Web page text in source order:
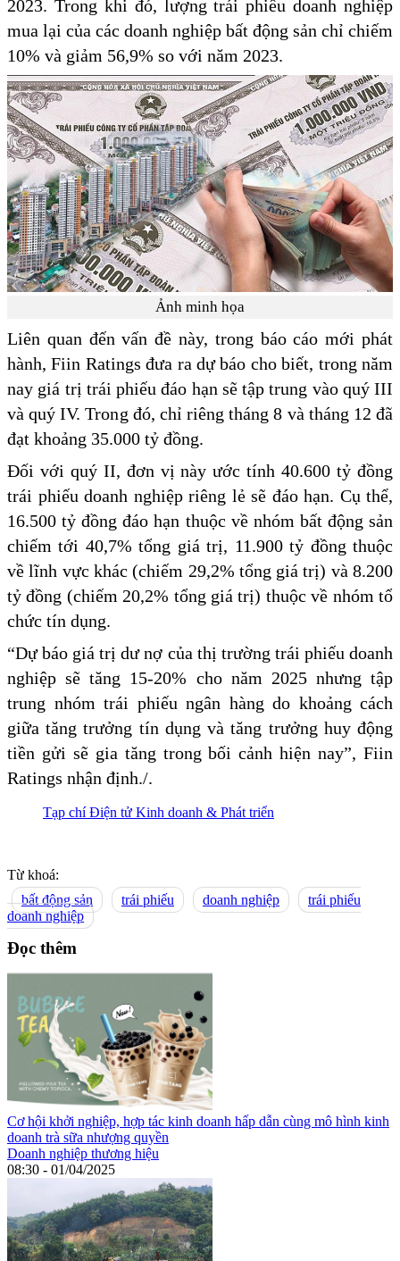
2023. Trong khi đó, lượng trái phiếu doanh nghiệp
mua lại của các doanh nghiệp bất động sản chỉ chiếm
10% và giảm 56,9% so với năm 2023.
Ảnh minh họa
Liên quan đến vấn đề này, trong báo cáo mới phát
hành, Fiin Ratings đưa ra dự báo cho biết, trong năm
nay giá trị trái phiếu đáo hạn sẽ tập trung vào quý III
và quý IV. Trong đó, chỉ riêng tháng 8 và tháng 12 đã
đạt khoảng 35.000 tỷ đồng.
Đối với quý II, đơn vị này ước tính 40.600 tỷ đồng
trái phiếu doanh nghiệp riêng lẻ sẽ đáo hạn. Cụ thể,
16.500 tỷ đồng đáo hạn thuộc về nhóm bất động sản
chiếm tới 40,7% tổng giá trị, 11.900 tỷ đồng thuộc
về lĩnh vực khác (chiếm 29,2% tổng giá trị) và 8.200
tỷ đồng (chiếm 20,2% tổng giá trị) thuộc về nhóm tổ
chức tín dụng.
“Dự báo giá trị dư nợ của thị trường trái phiếu doanh
nghiệp sẽ tăng 15-20% cho năm 2025 nhưng tập
trung nhóm trái phiếu ngân hàng do khoảng cách
giữa tăng trưởng tín dụng và tăng trưởng huy động
tiền gửi sẽ gia tăng trong bối cảnh hiện nay”, Fiin
Ratings nhận định./.
Tạp chí Điện tử Kinh doanh & Phát triển
Từ khoá:
bất động sản
trái phiếu doanh nghiệp
trái phiếu
doanh nghiệp
Đọc thêm
Cơ hội khởi nghiệp, hợp tác kinh doanh hấp dẫn cùng mô hình kinh
doanh trà sữa nhượng quyền
Doanh nghiệp thương hiệu
08:30 - 01/04/2025